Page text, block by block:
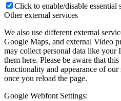
Click to enable/disable essential
Other external services
We also use different external
Google Maps, and external Video
may collect personal data like your
them here. Please be aware that
functionality and appearance of
once you reload the page.
Google Webfont Settings: